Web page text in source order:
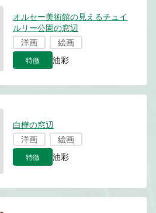
オルセー美術館の見えるチュイ
ルリー公園の窓辺
洋画
絵画
特徴 油彩
白樺の窓辺
洋画
絵画
特徴 油彩